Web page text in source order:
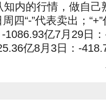
内的行情，做自
四“-”代表卖出；
1086.93亿7月29日
亿8月3日：-